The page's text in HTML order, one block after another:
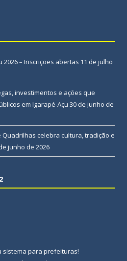
2026 – Inscrições abertas 11 de julho
investimentos e ações que
em Igarapé-Açu 30 de junho de
celebra cultura, tradição e
junho de 2026
sistema para prefeituras!